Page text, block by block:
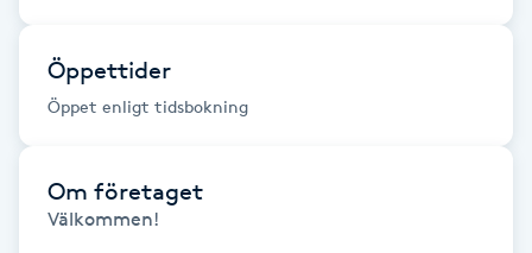
Gel naglar
Gelenaglar
Gellack
Gellack med förstärkning
Öppettider
Öppet enligt tidsbokning
Om företaget
Välkommen!